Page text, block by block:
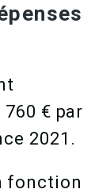
€ par
2021.
fonction